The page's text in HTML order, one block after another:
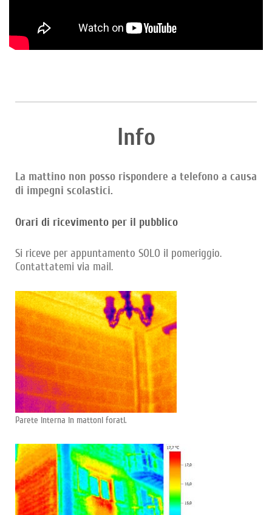
Info
La mattino non posso rispondere a telefono a causa
di impegni scolastici.
Orari di ricevimento per il pubblico
Si riceve per appuntamento SOLO il pomeriggio.
Contattatemi via mail.
Parete interna in mattoni forati.